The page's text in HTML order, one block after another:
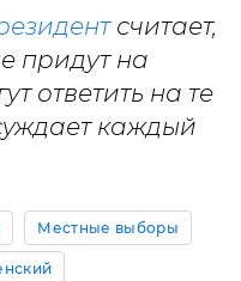
считает,
придут на
ответить на те
каждый
Местные выборы